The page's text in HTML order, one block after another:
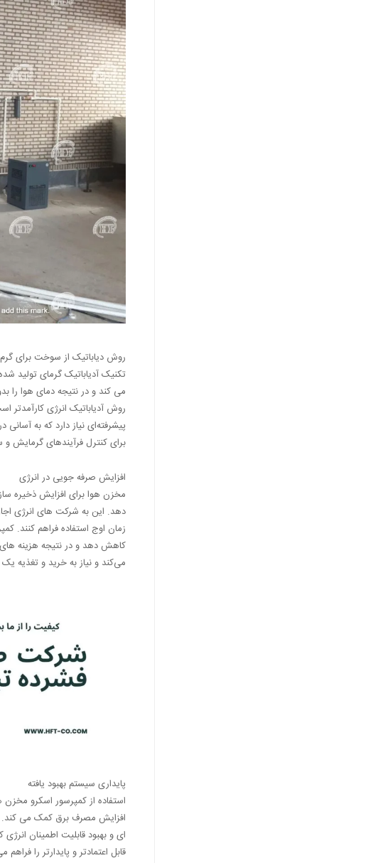
روش دیاباتیک از سوخت برای
تکنیک آدیاباتیک گرمای تولید
می کند و در نتیجه دمای هوا
روش آدیاباتیک انرژی کارآمدتر
پیشرفته‌ای نیاز دارد که به
برای کنترل فرآیندهای گرمایش
افزایش صرفه جویی در انرژی
مخزن هوا برای افزایش ذخیره
دهد. این به شرکت های انرژی
زمان اوج استفاده فراهم کنند.
کاهش دهد و در نتیجه هزینه
می‌کند و نیاز به خرید و تغذیه
پایداری سیستم بهبود یافته
استفاده از کمپرسور اسکرو
افزایش مصرف برق کمک می کند.
ای و بهبود قابلیت اطمینان
قابل اعتمادتر و پایدارتر را فراهم